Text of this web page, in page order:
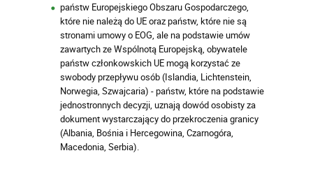
państw Europejskiego Obszaru Gospodarczego,
które nie należą do UE oraz państw, które nie są
stronami umowy o EOG, ale na podstawie umów
zawartych ze Wspólnotą Europejską, obywatele
państw członkowskich UE mogą korzystać ze
swobody przepływu osób (Islandia, Lichtenstein,
Norwegia, Szwajcaria) - państw, które na podstawie
jednostronnych decyzji, uznają dowód osobisty za
dokument wystarczający do przekroczenia granicy
(Albania, Bośnia i Hercegowina, Czarnogóra,
Macedonia, Serbia).